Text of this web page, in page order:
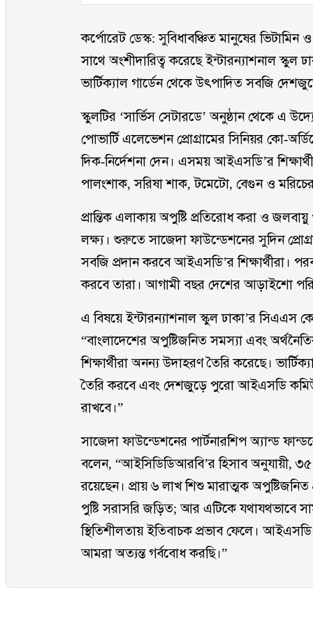
কর্পোরেট ডেস্ক: সুবিধাবঞ্চিত মানুষের
সাথে অংশীদারিত্ব করেছে ইন্টারন্যাশনাল
ভার্টিক্যাল গার্ডেন থেকে উৎপাদিত সবজি
স্কুলটির ‘সার্ভিস সেটারডে’ অনুষ্ঠান থেকে এ
পোভার্টি এলেভেশন প্রোগ্রামের সিনিয়র কো-
দিক-নির্দেশনা দেন। এসময় আইএসডি’র
পালংশাক, সরিষা শাক, টমেটো, বেগুন ও
প্রান্তিক এলাকায় অপুষ্টি প্রতিরোধ করা ও
লক্ষ্য। শুরুতে সাজেদা ফাউন্ডেশনের সুদিন
সবজি প্রদান করবে আইএসডি’র শিক্ষার্থীরা।
করবে তারা। আগামী বছর দেশের আড়াইশো
এ বিষয়ে ইন্টারন্যাশনাল স্কুল ঢাকা’র সিএএস
“বাংলাদেশের অপুষ্টিজনিত সমস্যা এবং
শিক্ষার্থীরা অনন্য উদাহরণ তৈরি করেছে।
তৈরি করবে এবং দেশজুড়ে পুরো আইএসডি
রাখবে।”
সাজেদা ফাউন্ডেশনের পার্টনারশিপ অ্যান্ড
বলেন, “আইসিডিডিআরবি’র হিসাব অনুযায়ী,
রয়েছেন। প্রায় ৬ লাখ শিশু মারাত্মক অপুষ্টিজনিত
পুষ্টি সরাসরি জড়িত; আর এটিকে যথাযথভাবে
স্থিতিশীলতায় ইতিবাচক প্রভাব ফেলে।
আমরা অত্যন্ত গর্ববোধ করছি।”